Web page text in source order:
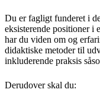
Du er fagligt funderet i
eksisterende positioner i
har du viden om og
didaktiske metoder til
inkluderende praksis
Derudover skal du: